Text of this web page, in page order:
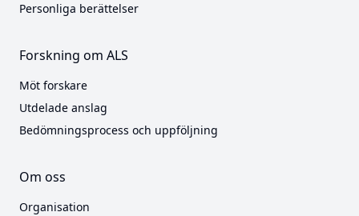
Personliga berättelser
Forskning om ALS
Möt forskare
Utdelade anslag
Bedömningsprocess och uppföljning
Om oss
Organisation